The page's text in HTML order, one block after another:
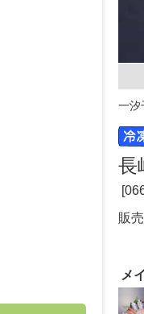
一汐
長
[
販
メ